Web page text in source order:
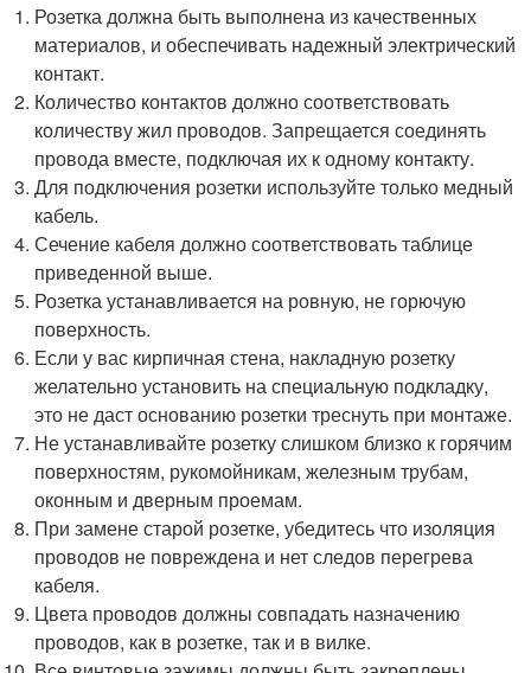
Розетка должна быть выполнена из качественных
материалов, и обеспечивать надежный электрический
контакт.
Количество контактов должно соответствовать
количеству жил проводов. Запрещается соединять
провода вместе, подключая их к одному контакту.
Для подключения розетки используйте только медный
кабель.
Сечение кабеля должно соответствовать таблице
приведенной выше.
Розетка устанавливается на ровную, не горючую
поверхность.
Если у вас кирпичная стена, накладную розетку
желательно установить на специальную подкладку,
это не даст основанию розетки треснуть при монтаже.
Не устанавливайте розетку слишком близко к горячим
поверхностям, рукомойникам, железным трубам,
оконным и дверным проемам.
При замене старой розетке, убедитесь что изоляция
проводов не повреждена и нет следов перегрева
кабеля.
Цвета проводов должны совпадать назначению
проводов, как в розетке, так и в вилке.